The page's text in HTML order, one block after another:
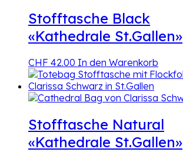
Stofftasche Black
«Kathedrale St.Gallen»
CHF 42.00 In den Warenkorb
Stofftasche Natural
«Kathedrale St.Gallen»